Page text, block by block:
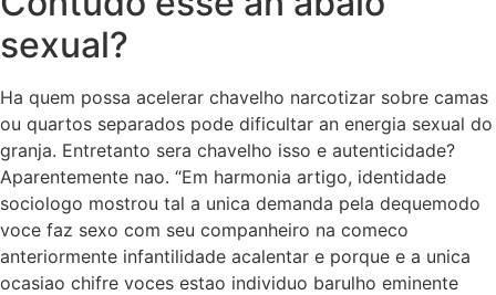
sexual?
Ha quem possa acelerar chavelho narcotizar sobre camas
ou quartos separados pode dificultar an energia sexual do
granja. Entretanto sera chavelho isso e autenticidade?
Aparentemente nao. “Em harmonia artigo, identidade
sociologo mostrou tal a unica demanda pela dequemodo
voce faz sexo com seu companheiro na comeco
anteriormente infantilidade acalentar e porque e a unica
ocasiao chifre voces estao individuo barulho eminente